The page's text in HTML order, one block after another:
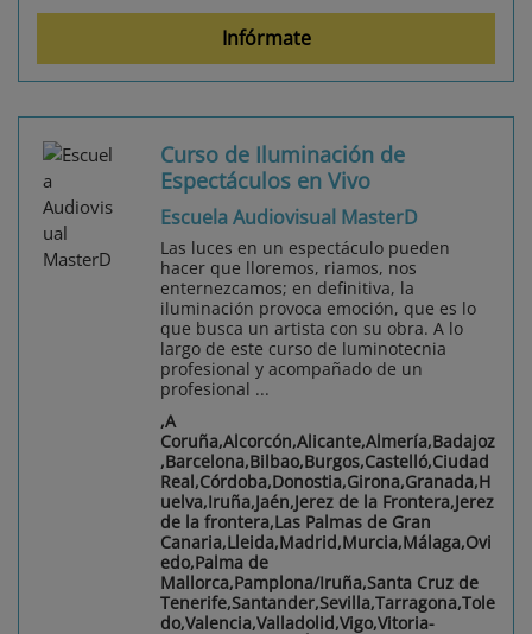
Infórmate
Curso de Iluminación de
Espectáculos en Vivo
Escuela Audiovisual MasterD
Las luces en un espectáculo pueden
hacer que lloremos, riamos, nos
enternezcamos; en definitiva, la
iluminación provoca emoción, que es lo
que busca un artista con su obra. A lo
largo de este curso de luminotecnia
profesional y acompañado de un
profesional ...
,A
Coruña,Alcorcón,Alicante,Almería,Badajoz
,Barcelona,Bilbao,Burgos,Castelló,Ciudad
Real,Córdoba,Donostia,Girona,Granada,H
uelva,Iruña,Jaén,Jerez de la Frontera,Jerez
de la frontera,Las Palmas de Gran
Canaria,Lleida,Madrid,Murcia,Málaga,Ovi
edo,Palma de
Mallorca,Pamplona/Iruña,Santa Cruz de
Tenerife,Santander,Sevilla,Tarragona,Tole
do,Valencia,Valladolid,Vigo,Vitoria-